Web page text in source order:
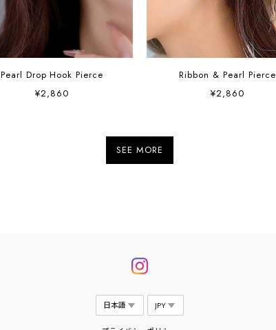
Pearl Drop Hook Pierce
¥2,860
Ribbon & Pearl Pierce
¥2,860
SEE MORE